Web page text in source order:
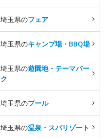
埼玉県のフェア
埼玉県のキャンプ場・BBQ場
埼玉県の遊園地・テーマパー
ク
埼玉県のプール
埼玉県の温泉・スパリゾート